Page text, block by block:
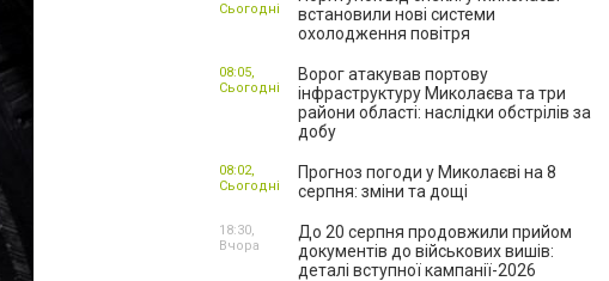
встановили нові системи
охолодження повітря
Сьогодні
Ворог атакував портову
інфраструктуру Миколаєва та три
райони області: наслідки обстрілів за
добу
08:05,
Сьогодні
Прогноз погоди у Миколаєві на 8
серпня: зміни та дощі
08:02,
Сьогодні
До 20 серпня продовжили прийом
документів до військових вишів:
деталі вступної кампанії-2026
18:30,
Вчора